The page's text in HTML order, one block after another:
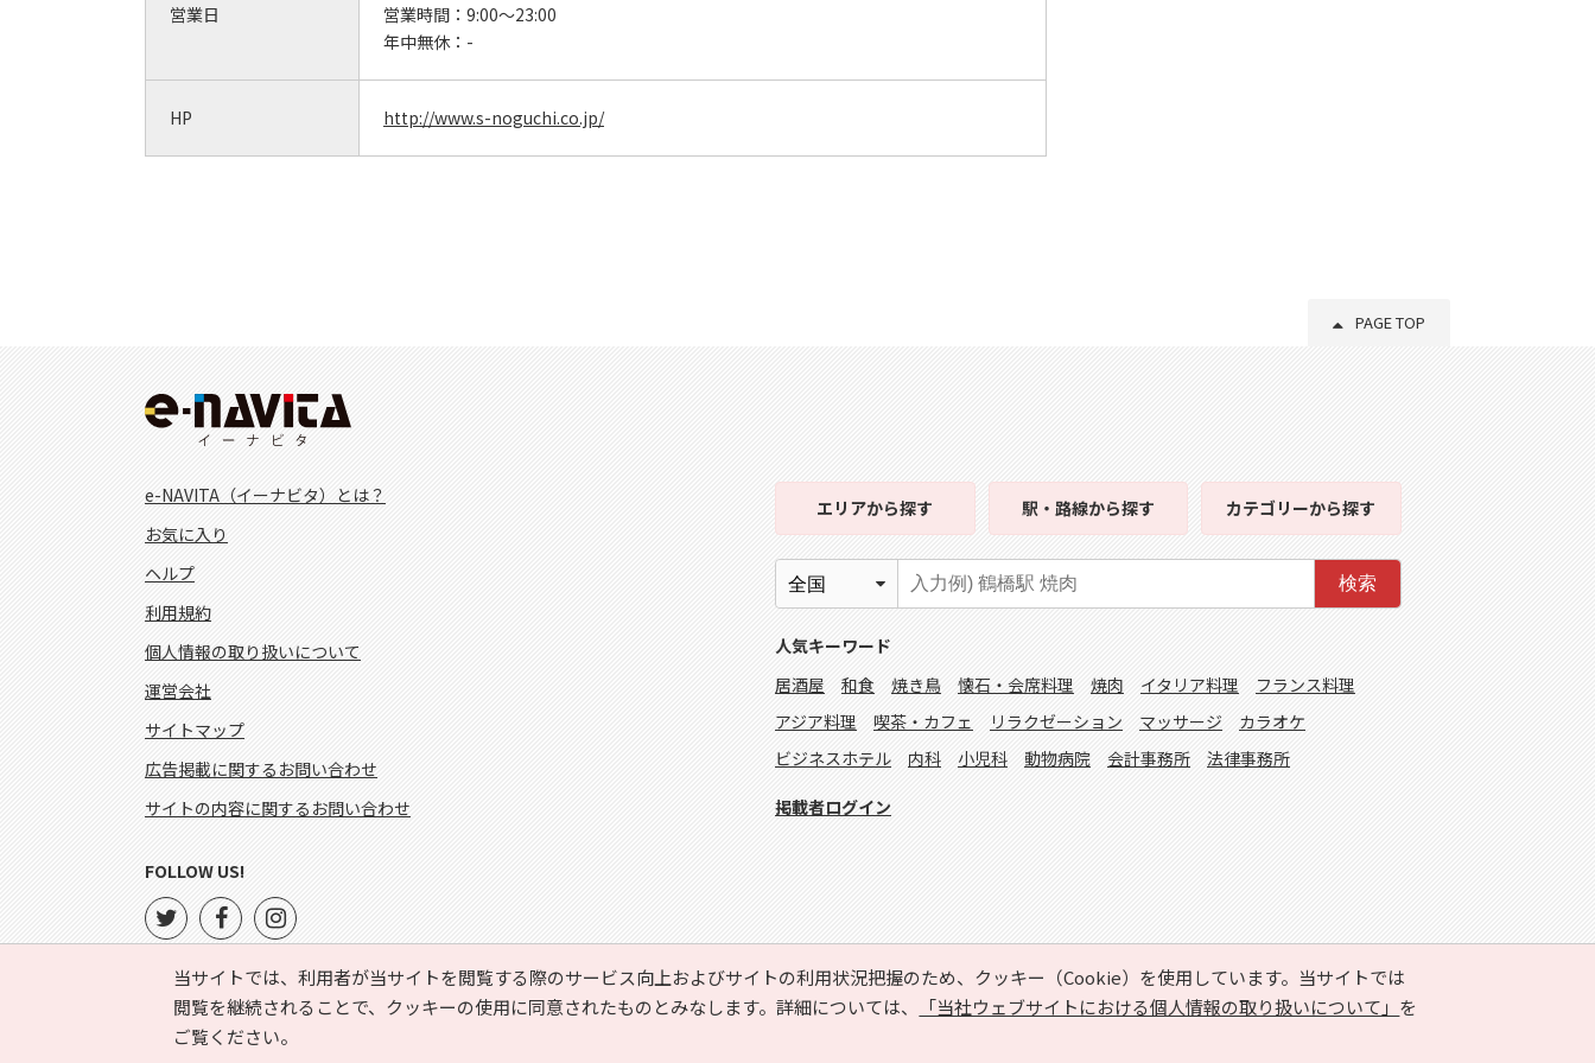
営業日 営業時間： 9:00～23:00
年中無休： -
HP http://www.s-noguchi.co.jp/
PAGE TOP
当サイトでは、利用者が当サイトを閲覧する際のサービス向上およびサイトの利用状況把握のため、クッキー（Cookie）を使用しています。当サイトでは
閲覧を継続されることで、クッキーの使用に同意されたものとみなします。詳細については、
「当社ウェブサイトにおける個人情報の取り扱いについて」 を
ご覧ください。
e-NAVITA（イーナビタ）とは？
お気に入り
ヘルプ
利用規約
個人情報の取り扱いについて
運営会社
サイトマップ
広告掲載に関するお問い合わせ
サイトの内容に関するお問い合わせ
エリアから探す 駅・路線から探す カテゴリーから探す
検索
人気キーワード
居酒屋
和食 焼き鳥 懐石・会席料理 焼肉 イタリア料理
フランス料理
アジア料理
喫茶・カフェ リラクゼーション マッサージ
カラオケ
ビジネスホテル
内科 小児科 動物病院 会計事務所 法律事務所
掲載者ログイン
FOLLOW US!
Copyright © HYOJITO.Co.,Ltd. All Rights Reserved.